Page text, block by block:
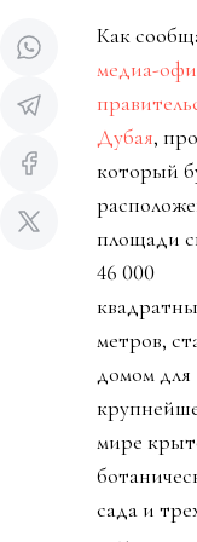
Как
медиа-
Дубая,
который
площади
46 000
метров,
домом для
мире
сада и